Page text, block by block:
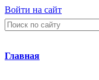
Войти на сайт
Главная